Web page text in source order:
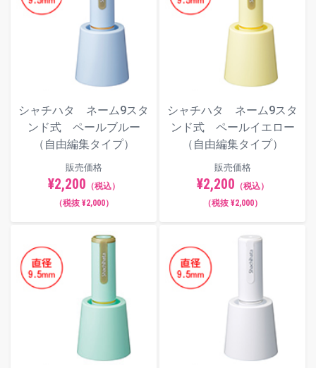
シャチハタ ネーム9スタ
ンド式 ペールブルー
（自由編集タイプ）
販売価格
¥2,200 （税込）
（税抜 ¥2,000）
シャチハタ ネーム9スタ
ンド式 ペールイエロー
（自由編集タイプ）
販売価格
¥2,200 （税込）
（税抜 ¥2,000）